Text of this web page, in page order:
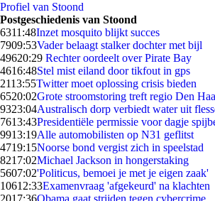
Profiel van Stoond
Postgeschiedenis van Stoond
6311:48Inzet mosquito blijkt succes
7909:53Vader belaagt stalker dochter met bijl
49620:29 Rechter oordeelt over Pirate Bay
4616:48Stel mist eiland door tikfout in gps
2113:55Twitter moet oplossing crisis bieden
6520:02Grote stroomstoring treft regio Den
9323:04Australisch dorp verbiedt water uit
7613:43Presidentiële permissie voor dagje
9913:19Alle automobilisten op N31 geflitst
4719:15Noorse bond vergist zich in speelstad
8217:02Michael Jackson in hongerstaking
5607:02'Politicus, bemoei je met je eigen zaak'
10612:33Examenvraag 'afgekeurd' na klachten
2017:36Obama gaat strijden tegen cybercrime